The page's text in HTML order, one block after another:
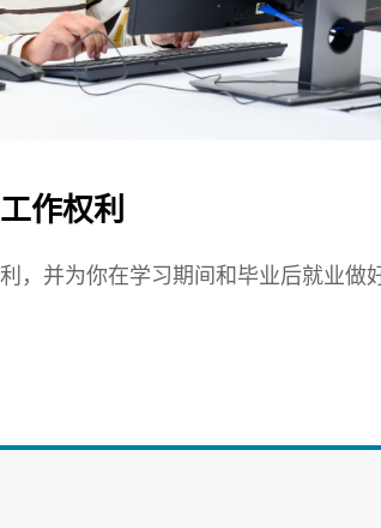
作权利
，并为你在学习期间和毕业后就业做